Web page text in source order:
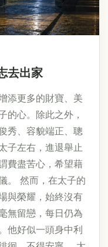
去出家
添更多的財寶、美
的心。除此之外，
秀、容貌端正、聰
子左右，進退舉止
費盡苦心，希望藉
。 然而，在太子的
與榮耀，始終沒有
無留戀，每日仍為
他好似一頭身中利